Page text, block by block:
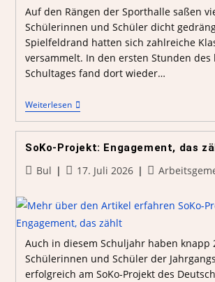
Auf den Rängen der Sporthalle saßen
Schülerinnen und Schüler dicht
Spielfeldrand hatten sich zahlreiche
versammelt. In den ersten Stunden des
Schultages fand dort wieder…
Weiterlesen
SoKo-Projekt: Engagement, das
Bul 17. Juli 2026
Auch in diesem Schuljahr haben knapp
Schülerinnen und Schüler der
erfolgreich am SoKo-Projekt des